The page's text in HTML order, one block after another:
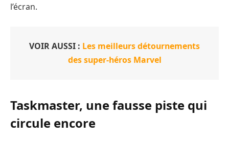
l’écran.
VOIR AUSSI : Les meilleurs détournements
des super-héros Marvel
Taskmaster, une fausse piste qui
circule encore